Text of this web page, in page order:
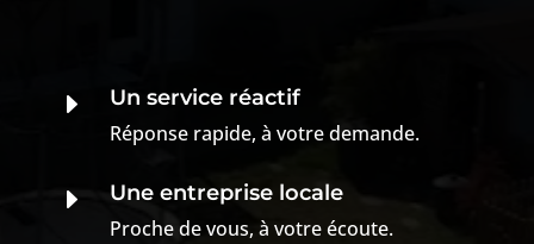
E
Un service réactif
Réponse rapide, à votre demande.
E
Une entreprise locale
Proche de vous, à votre écoute.